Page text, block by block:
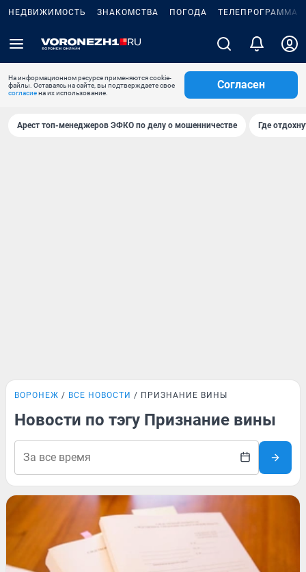
НЕДВИЖИМОСТЬ ЗНАКОМСТВА ПОГОДА ТЕЛЕПРОГРАММА
На информационном ресурсе применяются cookie-
файлы. Оставаясь на сайте, вы подтверждаете свое
согласиена их использование.
Согласен
Арест топ-менеджеров ЭФКО по делу о мошенничестве Где
ВОРОНЕЖ ВСЕ НОВОСТИ ПРИЗНАНИЕ ВИНЫ
Новости по тэгу Признание вины